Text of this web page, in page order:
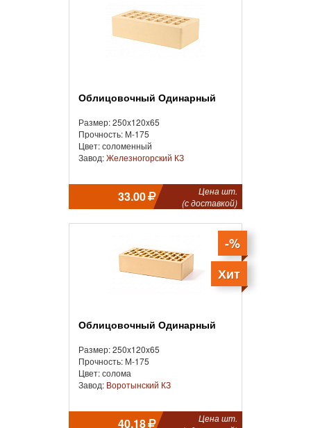
Облицовочный Одинарный
Размер: 250x120x65
Прочность: М-175
Цвет: соломенный
Завод:Железногорский КЗ
33.00
Цена шт.
(с доставкой)
-%
Хит
Облицовочный Одинарный
Размер: 250x120x65
Прочность: М-175
Цвет: солома
Завод: Воротынский КЗ
40.18
Цена шт.